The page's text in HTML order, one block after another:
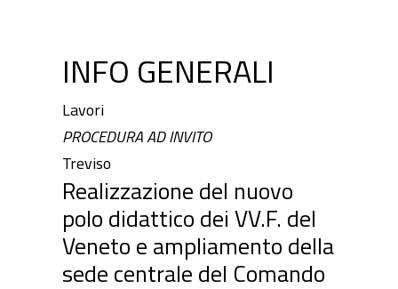
INFO GENERALI
Lavori
PROCEDURA AD INVITO
Treviso
Realizzazione del nuovo
polo didattico dei VV.F. del
Veneto e ampliamento della
sede centrale del Comando